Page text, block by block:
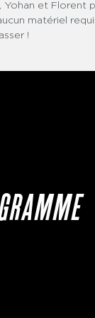
Yohan et Florent
matériel
!